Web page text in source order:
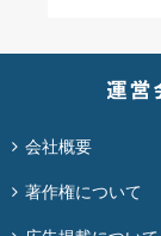
会社概要
著作権について